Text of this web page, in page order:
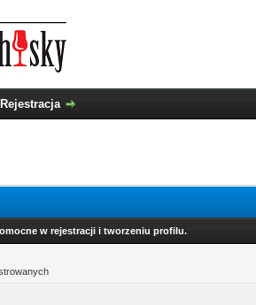
Rejestracja
w rejestracji i tworzeniu profilu.